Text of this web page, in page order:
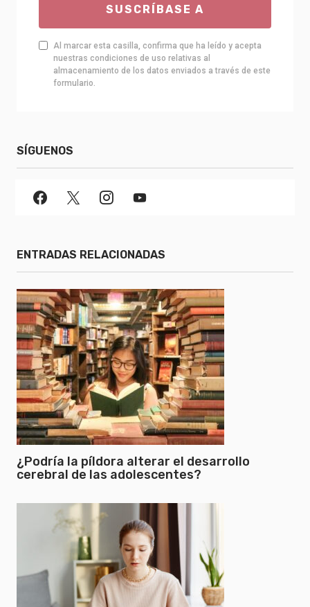
SUSCRÍBASE A
Al marcar esta casilla, confirma que ha leído y acepta
nuestras condiciones de uso relativas al
almacenamiento de los datos enviados a través de este
formulario.
SÍGUENOS
ENTRADAS RELACIONADAS
¿Podría la píldora alterar el desarrollo
cerebral de las adolescentes?